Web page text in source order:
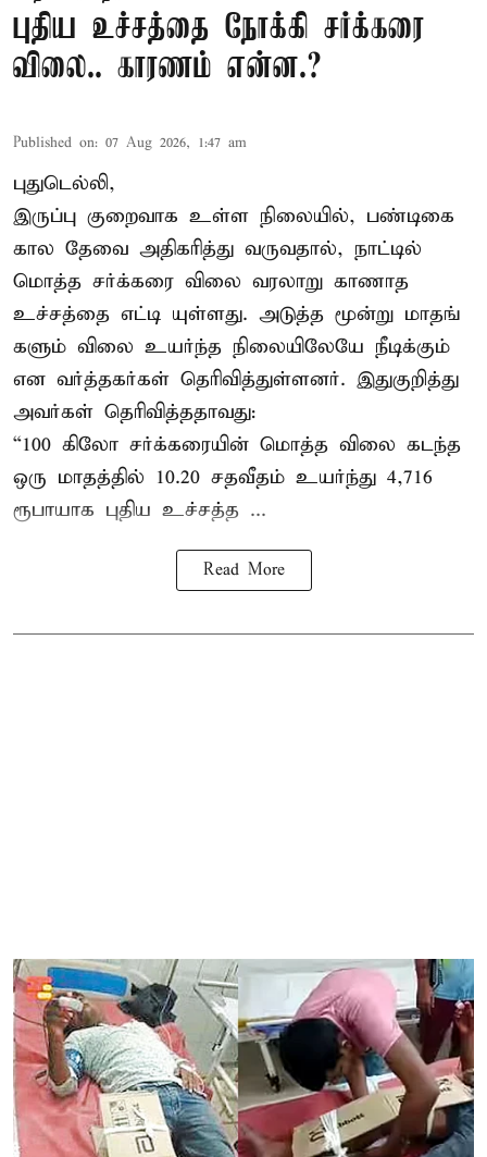
புதிய உச்சத்தை நோக்கி சர்க்கரை
விலை.. காரணம் என்ன.?
Published on: 07 Aug 2026, 1:47 am
புதுடெல்லி,
இருப்பு குறைவாக உள்ள நிலையில், பண்டிகை
கால தேவை அதிகரித்து வருவதால், நாட்டில்
மொத்த சர்க்கரை விலை வரலாறு காணாத
உச்சத்தை எட்டி யுள்ளது. அடுத்த மூன்று மாதங்
களும் விலை உயர்ந்த நிலையிலேயே நீடிக்கும்
என வர்த்தகர்கள் தெரிவித்துள்ளனர். இதுகுறித்து
அவர்கள் தெரிவித்ததாவது:
“100 கிலோ சர்க்கரையின் மொத்த விலை கடந்த
ஒரு மாதத்தில் 10.20 சதவீதம் உயர்ந்து 4,716
ரூபாயாக புதிய உச்சத்த ...
Read More